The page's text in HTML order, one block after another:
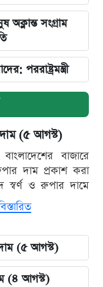
সংগ্রাম
পররাষ্ট্রমন্ত্রী
(৫ আগস্ট)
বাজারে
দাম প্রকাশ করা
স্বর্ণ ও রুপার দামে
(৫ আগস্ট)
(৪ আগস্ট)